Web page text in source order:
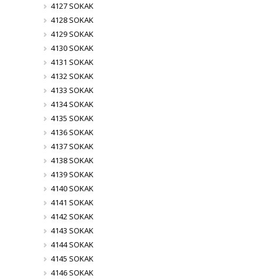
4127 SOKAK
4128 SOKAK
4129 SOKAK
4130 SOKAK
4131 SOKAK
4132 SOKAK
4133 SOKAK
4134 SOKAK
4135 SOKAK
4136 SOKAK
4137 SOKAK
4138 SOKAK
4139 SOKAK
4140 SOKAK
4141 SOKAK
4142 SOKAK
4143 SOKAK
4144 SOKAK
4145 SOKAK
4146 SOKAK